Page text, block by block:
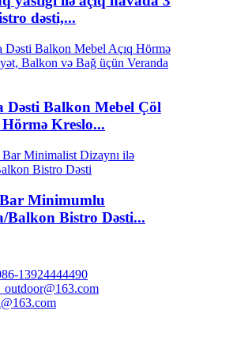
dəsti,...
Dəsti Balkon Mebel Çöl
Hörmə Kreslo...
Bar Minimumlu
Balkon Bistro Dəsti...
13924444490